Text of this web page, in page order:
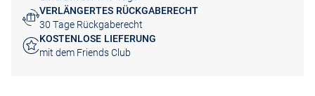
VERLÄNGERTES RÜCKGABERECHT
30 Tage Rückgaberecht
KOSTENLOSE LIEFERUNG
mit dem Friends Club